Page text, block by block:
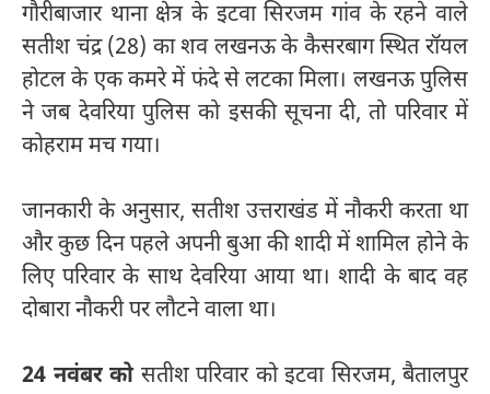
गौरीबाजार थाना क्षेत्र के इटवा सिरजम गांव के रहने वाले
सतीश चंद्र (28) का शव लखनऊ के कैसरबाग स्थित रॉयल
होटल के एक कमरे में फंदे से लटका मिला। लखनऊ पुलिस
ने जब देवरिया पुलिस को इसकी सूचना दी, तो परिवार में
कोहराम मच गया।
जानकारी के अनुसार, सतीश उत्तराखंड में नौकरी करता था
और कुछ दिन पहले अपनी बुआ की शादी में शामिल होने के
लिए परिवार के साथ देवरिया आया था। शादी के बाद वह
दोबारा नौकरी पर लौटने वाला था।
24 नवंबर कोसतीश परिवार को इटवा सिरजम, बैतालपुर